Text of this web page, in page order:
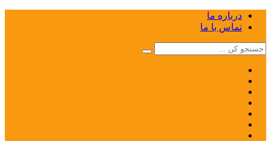
درباره ما
تماس با ما